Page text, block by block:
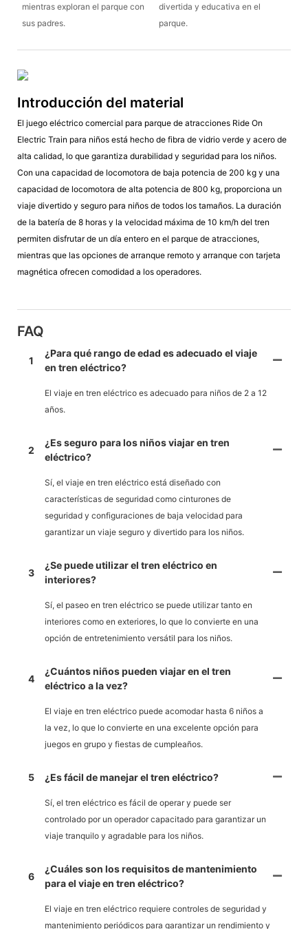
mientras exploran el parque con
sus padres.
divertida y educativa en el
parque.
Introducción del material
El juego eléctrico comercial para parque de atracciones Ride On
Electric Train para niños está hecho de fibra de vidrio verde y acero de
alta calidad, lo que garantiza durabilidad y seguridad para los niños.
Con una capacidad de locomotora de baja potencia de 200 kg y una
capacidad de locomotora de alta potencia de 800 kg, proporciona un
viaje divertido y seguro para niños de todos los tamaños. La duración
de la batería de 8 horas y la velocidad máxima de 10 km/h del tren
permiten disfrutar de un día entero en el parque de atracciones,
mientras que las opciones de arranque remoto y arranque con tarjeta
magnética ofrecen comodidad a los operadores.
FAQ
1
¿Para qué rango de edad es adecuado el viaje
en tren eléctrico?
El viaje en tren eléctrico es adecuado para niños de 2 a 12
años.
2
¿Es seguro para los niños viajar en tren
eléctrico?
Sí, el viaje en tren eléctrico está diseñado con
características de seguridad como cinturones de
seguridad y configuraciones de baja velocidad para
garantizar un viaje seguro y divertido para los niños.
3
¿Se puede utilizar el tren eléctrico en
interiores?
Sí, el paseo en tren eléctrico se puede utilizar tanto en
interiores como en exteriores, lo que lo convierte en una
opción de entretenimiento versátil para los niños.
4
¿Cuántos niños pueden viajar en el tren
eléctrico a la vez?
El viaje en tren eléctrico puede acomodar hasta 6 niños a
la vez, lo que lo convierte en una excelente opción para
juegos en grupo y fiestas de cumpleaños.
5 ¿Es fácil de manejar el tren eléctrico?
Sí, el tren eléctrico es fácil de operar y puede ser
controlado por un operador capacitado para garantizar un
viaje tranquilo y agradable para los niños.
6
¿Cuáles son los requisitos de mantenimiento
para el viaje en tren eléctrico?
El viaje en tren eléctrico requiere controles de seguridad y
mantenimiento periódicos para garantizar un rendimiento y